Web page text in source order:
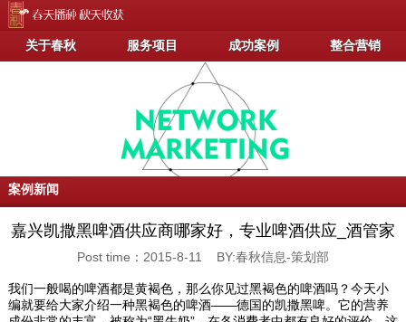
关于春秋 服务项目 成功案例 整合营销
案例新闻
嘉兴凯撒黑啤酒供应商哪家好，专业啤酒供应_酒管家
Post time：2015-8-11 BY:春秋信息-策划部
我们一般喝的啤酒都是黄褐色，那么你见过黑褐色的啤酒吗？今天小
编就要给大家介绍一种黑褐色的啤酒——德国的凯撒黑啤。它的营养